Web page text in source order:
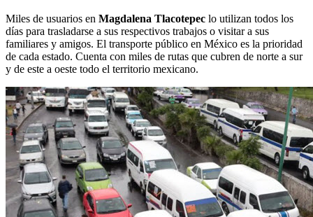
Miles de usuarios en Magdalena Tlacotepec lo utilizan todos los
días para trasladarse a sus respectivos trabajos o visitar a sus
familiares y amigos. El transporte público en México es la prioridad
de cada estado. Cuenta con miles de rutas que cubren de norte a sur
y de este a oeste todo el territorio mexicano.